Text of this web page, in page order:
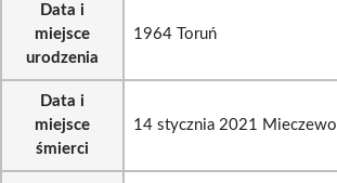
Data i
miejsce
urodzenia
1964 Toruń
Data i
miejsce
śmierci
14 stycznia 2021 Mieczewo